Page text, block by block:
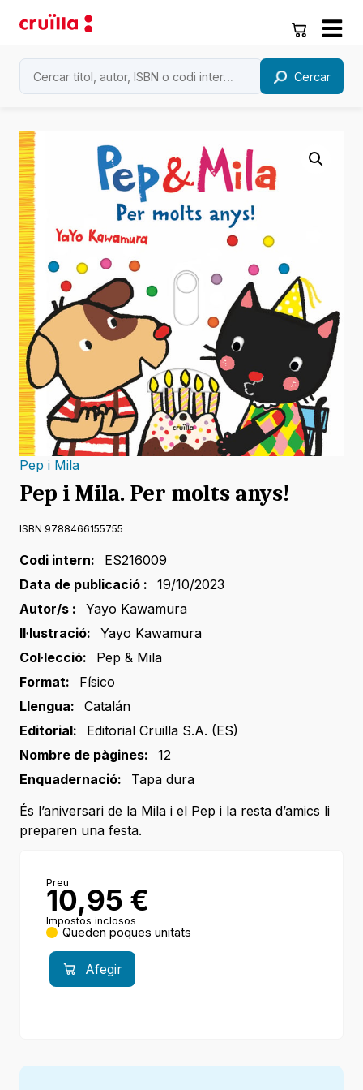
Cercar
Pep i Mila
Pep i Mila. Per molts anys!
ISBN 9788466155755
Codi intern:
ES216009
Data de publicació :
19/10/2023
Autor/s :
Yayo Kawamura
Il·lustració:
Yayo Kawamura
Col·lecció:
Pep & Mila
Format:
Físico
Llengua:
Catalán
Editorial:
Editorial Cruilla S.A. (ES)
Nombre de pàgines:
12
Enquadernació:
Tapa dura
És l’aniversari de la Mila i el Pep i la resta d’amics li
preparen una festa.
Preu
10,95 €
Impostos inclosos
Queden poques unitats
Afegir